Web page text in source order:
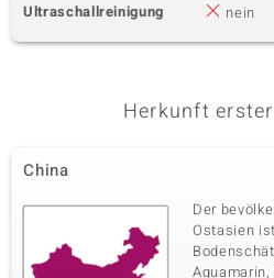
Ultraschallreinigung
nein
Herkunft
China
Der
Ostasien